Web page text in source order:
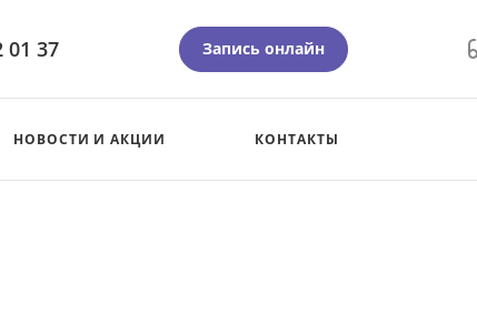
01 37 Запись онлайн
НОВОСТИ И АКЦИИ КОНТАКТЫ